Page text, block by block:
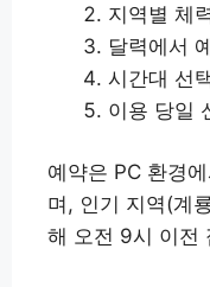
지역별 체
달력에서
시간대 선
이용 당일
예약은 PC 환경
며, 인기 지역(계
해 오전 9시 이전